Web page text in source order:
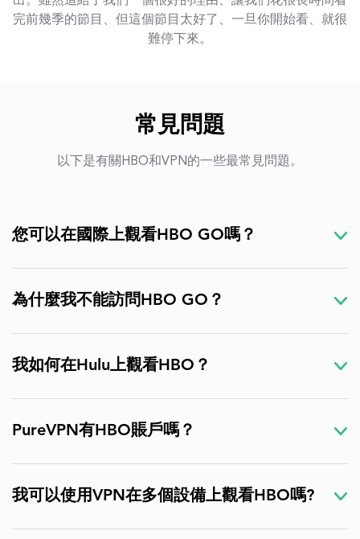
完前幾季的節目、但這個節目太好了、一旦你開始看、就很
難停下來。
常見問題
以下是有關HBO和VPN的一些最常見問題。
您可以在國際上觀看HBO GO嗎？
為什麼我不能訪問HBO GO？
我如何在Hulu上觀看HBO？
PureVPN有HBO賬戶嗎？
我可以使用VPN在多個設備上觀看HBO嗎?